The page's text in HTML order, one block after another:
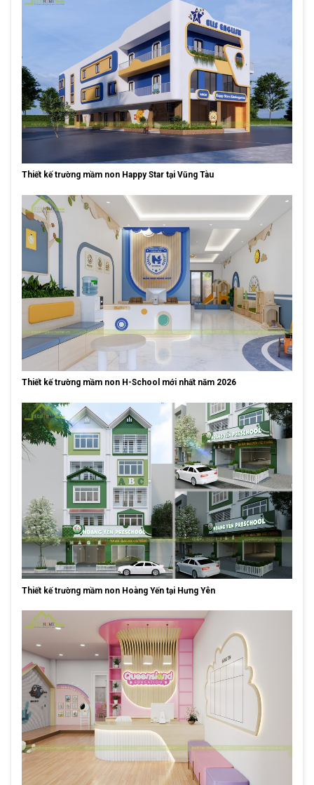
Thiết kế trường mầm non Happy Star tại Vũng Tàu
Thiết kế trường mầm non H-School mới nhất năm 2026
Thiết kế trường mầm non Hoàng Yến tại Hưng Yên